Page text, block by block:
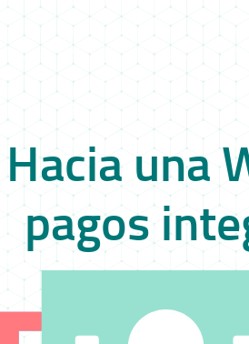
Hacia una
pagos
Primeros pasos